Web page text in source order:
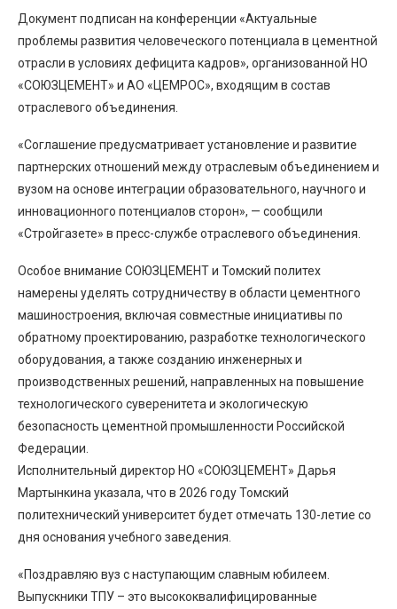
Документ подписан на конференции «Актуальные
проблемы развития человеческого потенциала в цементной
отрасли в условиях дефицита кадров», организованной НО
«СОЮЗЦЕМЕНТ» и АО «ЦЕМРОС», входящим в состав
отраслевого объединения.
«Соглашение предусматривает установление и развитие
партнерских отношений между отраслевым объединением и
вузом на основе интеграции образовательного, научного и
инновационного потенциалов сторон», — сообщили
«Стройгазете» в пресс-службе отраслевого объединения.
Особое внимание СОЮЗЦЕМЕНТ и Томский политех
намерены уделять сотрудничеству в области цементного
машиностроения, включая совместные инициативы по
обратному проектированию, разработке технологического
оборудования, а также созданию инженерных и
производственных решений, направленных на повышение
технологического суверенитета и экологическую
безопасность цементной промышленности Российской
Федерации.
Исполнительный директор НО «СОЮЗЦЕМЕНТ» Дарья
Мартынкина указала, что в 2026 году Томский
политехнический университет будет отмечать 130-летие со
дня основания учебного заведения.
«Поздравляю вуз с наступающим славным юбилеем.
Выпускники ТПУ – это высококвалифицированные